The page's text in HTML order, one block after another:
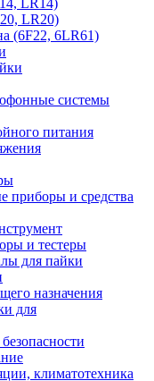
LR14)
LR20)
(6F22, 6LR61)
системы
питания
приборы и средства
и тестеры
для пайки
назначения
для
климатотехника